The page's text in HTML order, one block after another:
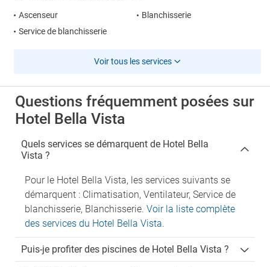
Ascenseur
Blanchisserie
Service de blanchisserie
Voir tous les services
Questions fréquemment posées sur
Hotel Bella Vista
Quels services se démarquent de Hotel Bella
Vista ?
Pour le Hotel Bella Vista, les services suivants se
démarquent : Climatisation, Ventilateur, Service de
blanchisserie, Blanchisserie. Voir la liste complète
des services du Hotel Bella Vista.
Puis-je profiter des piscines de Hotel Bella Vista ?